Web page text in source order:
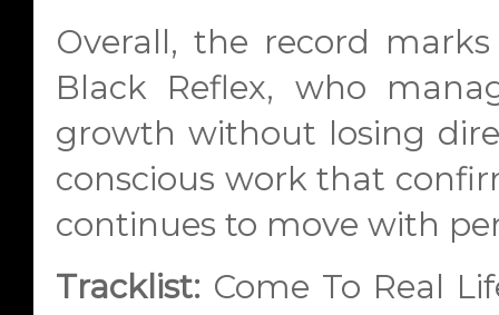
Overall, the record
Black Reflex, who
growth without losing
conscious work that
continues to move with
Tracklist: Come To Real